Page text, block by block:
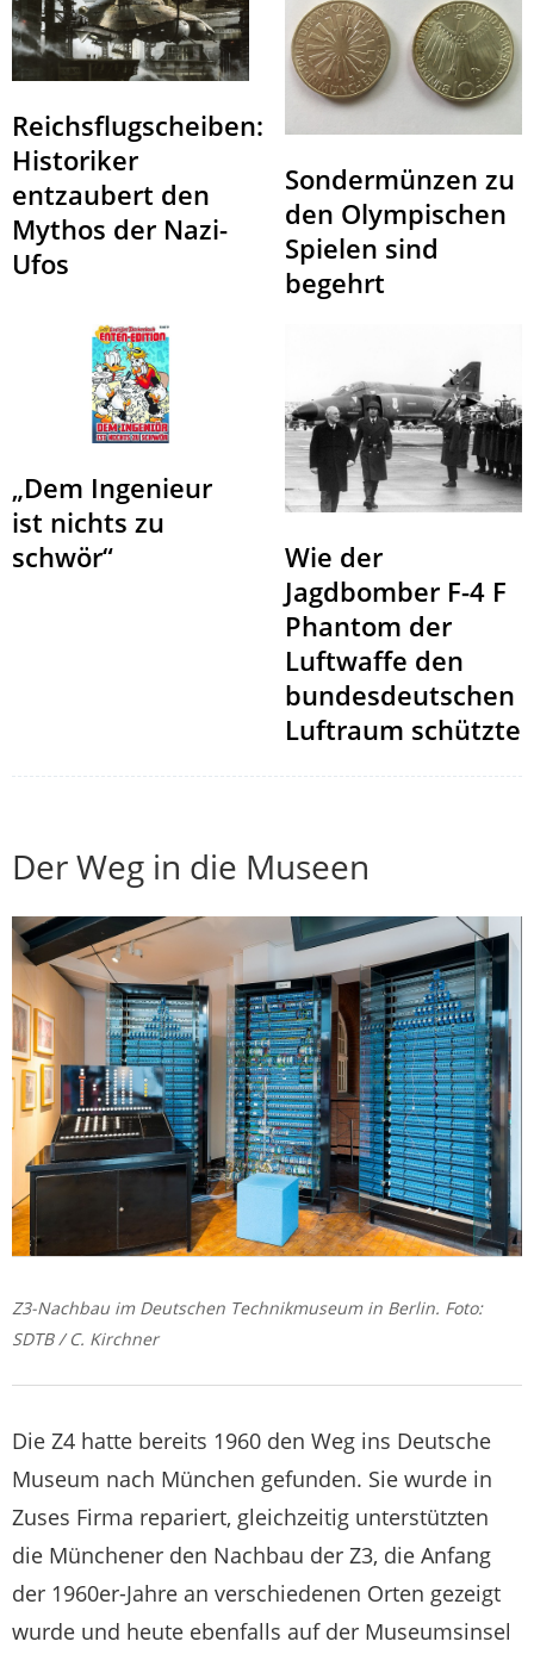
Reichsflugscheiben:
Historiker
entzaubert den
Mythos der Nazi-
Ufos
Sondermünzen zu
den Olympischen
Spielen sind
begehrt
„Dem Ingenieur
ist nichts zu
schwör“
Wie der
Jagdbomber F-4 F
Phantom der
Luftwaffe den
bundesdeutschen
Luftraum schützte
Der Weg in die Museen
Z3-Nachbau im Deutschen Technikmuseum in Berlin. Foto:
SDTB / C. Kirchner
Die Z4 hatte bereits 1960 den Weg ins Deutsche
Museum nach München gefunden. Sie wurde in
Zuses Firma repariert, gleichzeitig unterstützten
die Münchener den Nachbau der Z3, die Anfang
der 1960er-Jahre an verschiedenen Orten gezeigt
wurde und heute ebenfalls auf der Museumsinsel